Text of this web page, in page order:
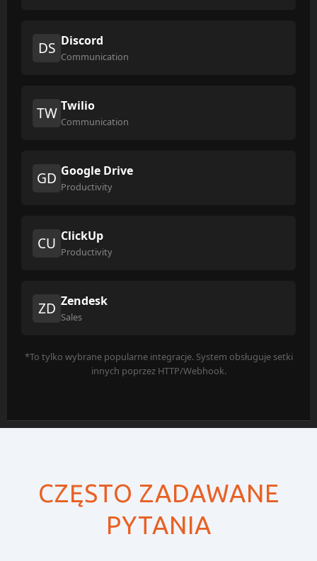
DS Discord
Communication
TW Twilio
Communication
GD Google Drive
Productivity
CU ClickUp
Productivity
ZD Zendesk
Sales
*To tylko wybrane popularne integracje. System obsługuje setki
innych poprzez HTTP/Webhook.
CZĘSTO ZADAWANE
PYTANIA